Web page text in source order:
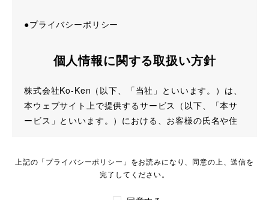
●プライバシーポリシー
個人情報に関する取扱い方針
株式会社Ko-Ken（以下、「当社」といいます。）は、
本ウェブサイト上で提供するサービス（以下、「本サ
ービス」といいます。）における、お客様の氏名や住
護することが企業の社会的責任であると認識し、以下
の個人情報保護方針を、全社員に対して教育し周知徹
底するとともに確実に履行いたします。
上記の「プライバシーポリシー」をお読みになり、同意の上、送信を
完了してください。